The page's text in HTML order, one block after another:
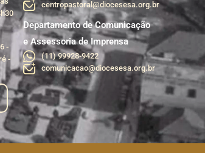
-
-
centropastoral@diocesesa.org.br
Departamento de Comunicação
e Assessoria de Imprensa
(11) 99928-9422
comunicacao@diocesesa.org.br